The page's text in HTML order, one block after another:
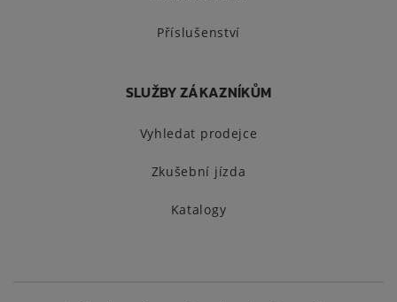
Příslušenství
SLUŽBY ZÁKAZNÍKŮM
Vyhledat prodejce
Zkušební jízda
Katalogy